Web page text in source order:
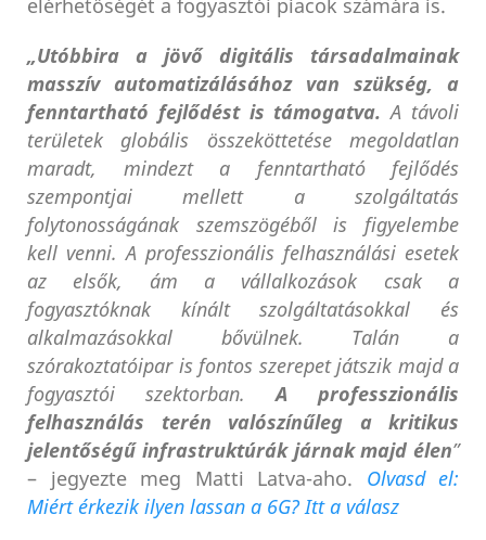
elérhetőségét a fogyasztói piacok számára is.
„Utóbbira a jövő digitális társadalmainak
masszív automatizálásához van szükség, a
fenntartható fejlődést is támogatva. A távoli
területek globális összeköttetése megoldatlan
maradt, mindezt a fenntartható fejlődés
szempontjai mellett a szolgáltatás
folytonosságának szemszögéből is figyelembe
kell venni. A professzionális felhasználási esetek
az elsők, ám a vállalkozások csak a
fogyasztóknak kínált szolgáltatásokkal és
alkalmazásokkal bővülnek. Talán a
szórakoztatóipar is fontos szerepet játszik majd a
fogyasztói szektorban.
A professzionális
felhasználás terén valószínűleg a kritikus
jelentőségű infrastruktúrák járnak majd élen”
– jegyezte meg Matti Latva-aho.
Olvasd el:
Miért érkezik ilyen lassan a 6G? Itt a válasz